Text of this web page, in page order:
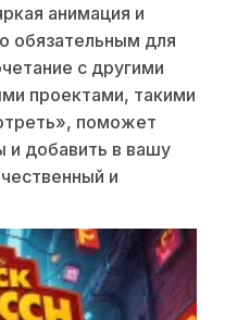
анимация и
обязательным для
с другими
проектами, такими
поможет
и добавить в вашу
и